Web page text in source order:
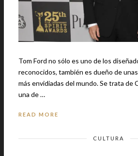
Tom Ford no sólo es uno de los
reconocidos, también es dueño de
más envidiadas del mundo. Se trata de Cerro Pelon Ranch,
una de …
READ MORE
CULTURA